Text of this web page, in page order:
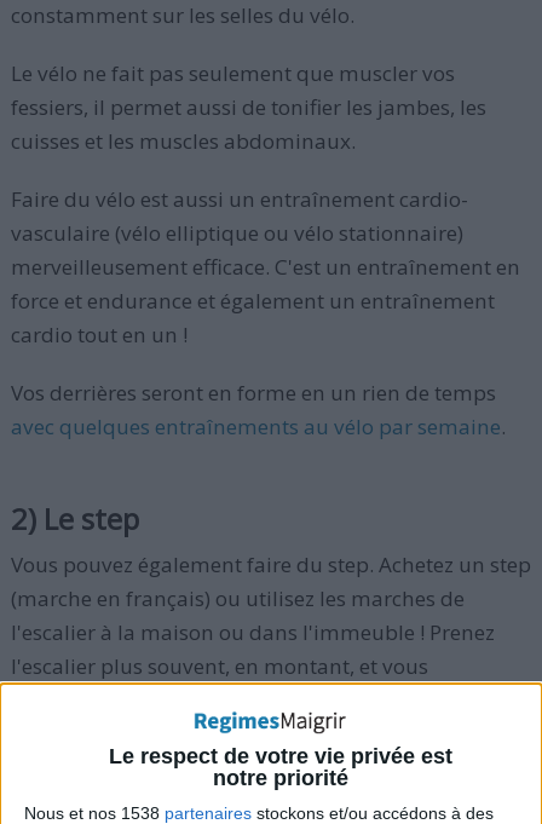
Le respect de votre vie privée est
notre priorité
Nous et nos 1538 partenaires stockons et/ou accédons à des
constamment sur les selles du vélo.
Le vélo ne fait pas seulement que muscler vos
fessiers, il permet aussi de tonifier les jambes, les
cuisses et les muscles abdominaux.
Faire du vélo est aussi un entraînement cardio-
vasculaire (vélo elliptique ou vélo stationnaire)
merveilleusement efficace. C'est un entraînement en
force et endurance et également un entraînement
cardio tout en un !
Vos derrières seront en forme en un rien de temps
avec quelques entraînements au vélo par semaine.
2) Le step
Vous pouvez également faire du step. Achetez un step
(marche en français) ou utilisez les marches de
l'escalier à la maison ou dans l'immeuble ! Prenez
l'escalier plus souvent, en montant, et vous
un step, veillez à ce que sa hauteur soit modifiable à
votre guise pour que vous puissiez régler l'intensité
des exercices de step.